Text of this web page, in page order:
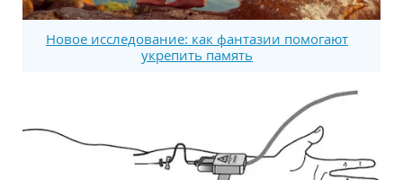
Новое исследование: как фантазии помогают
укрепить память